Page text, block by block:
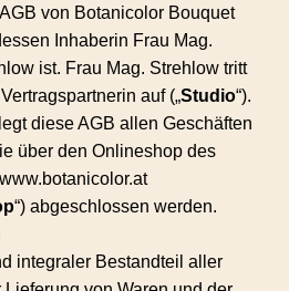
von Botanicolor Bouquet
Inhaberin Frau Mag.
ist. Frau Mag. Strehlow tritt
auf („Studio“).
diese AGB allen Geschäften
über den Onlineshop des
www.botanicolor.at
“) abgeschlossen werden.
integraler Bestandteil aller